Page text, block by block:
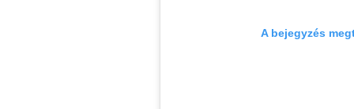
A bejegyzés